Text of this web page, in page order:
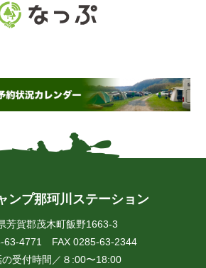
ンプ那珂川ステーション
芳賀郡茂木町飯野1663-3
63-4771 FAX 0285-63-2344
の受付時間／８:00〜18:00